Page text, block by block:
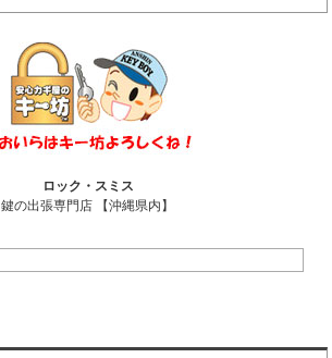
ロック・スミス
鍵の出張専門店 【沖縄県内】